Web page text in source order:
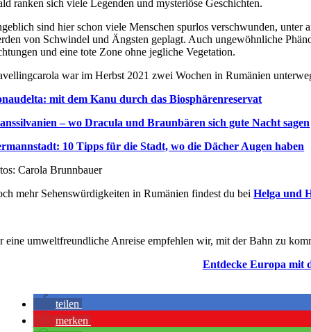
ranken sich viele Legenden und mysteriöse Geschichten.
sind hier schon viele Menschen spurlos verschwunden, unter
von Schwindel und Ängsten geplagt. Auch ungewöhnliche
und eine tote Zone ohne jegliche Vegetation.
war im Herbst 2021 zwei Wochen in Rumänien
mit dem Kanu durch das Biosphärenreservat
– wo Dracula und Braunbären sich gute Nacht sagen
10 Tipps für die Stadt, wo die Dächer Augen haben
Carola Brunnbauer
mehr Sehenswürdigkeiten in Rumänien findest du beiHelga und
eine umweltfreundliche Anreise empfehlen wir, mit der Bahn zu
Entdecke Europa mit
teilen
merken